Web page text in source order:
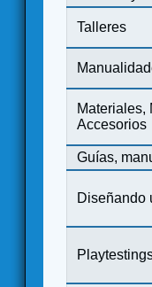
Talleres
Materiales,
Accesorios
Guías,
Diseñando